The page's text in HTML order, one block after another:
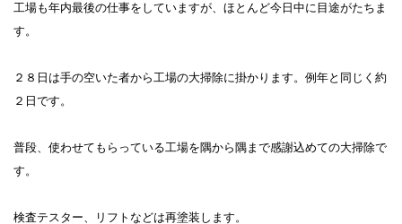
工場も年内最後の仕事をしていますが、ほとんど今日中に目途がたちま
す。
２８日は手の空いた者から工場の大掃除に掛かります。例年と同じく約
２日です。
普段、使わせてもらっている工場を隅から隅まで感謝込めての大掃除で
す。
検査テスター、リフトなどは再塗装します。